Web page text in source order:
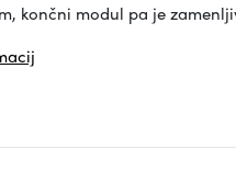
končni modul pa je